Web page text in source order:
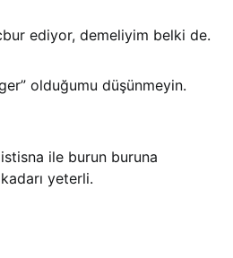
ediyor, demeliyim belki de.
olduğumu düşünmeyin.
ile burun buruna
yeterli.